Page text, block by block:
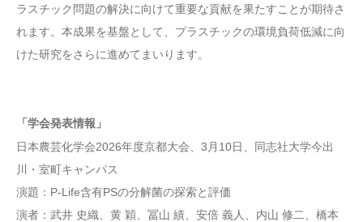
ラスチック問題の解決に向けて重要な貢献を果たすことが期待さ
れます。本成果を基盤として、プラスチックの環境負荷低減に向
けた研究をさらに進めてまいります。
「学会発表情報」
日本農芸化学会2026年度京都大会、3月10日、同志社大学今出
川・室町キャンパス
演題：P-Life含有PSの分解菌の探索と評価
演者：武井 史織、黄 穎、冨山 績、安倍 義人、内山 修二、橋本